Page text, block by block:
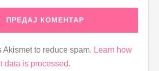
Akismet to reduce spam. Learn how
data is processed.